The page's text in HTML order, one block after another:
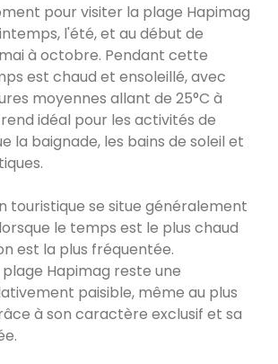
pour visiter la plage Hapimag
l'été, et au début de
à octobre. Pendant cette
est chaud et ensoleillé, avec
moyennes allant de 25°C à
rend idéal pour les activités de
la baignade, les bains de soleil et
touristique se situe généralement
le temps est le plus chaud
est la plus fréquentée.
Hapimag reste une
paisible, même au plus
à son caractère exclusif et sa